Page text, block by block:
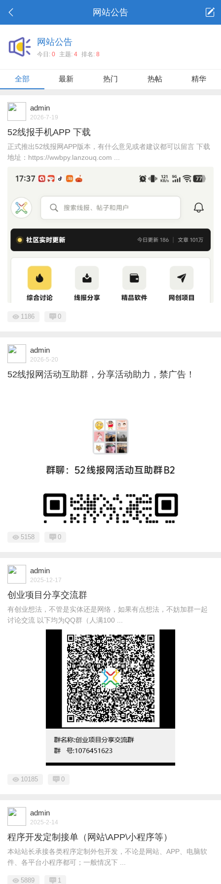
网站公告
网站公告
今日: 0 主题: 4 排名: 8
全部 最新 热门 热帖 精华
admin
2026-7-19
52线报手机APP 下载
正式推出52线报网APP版本，有什么意见或者建议都可以留言 下载
地址：https://wwbpy.lanzouq.com ...
1186 0
admin
2026-5-20
52线报网活动互助群，分享活动助力，禁广告！
5158 0
admin
2025-12-17
创业项目分享交流群
有创业想法，不管是实体还是网络，如果有点想法，不妨加群一起
讨论交流 以下均为QQ群（人满100 ...
10185 0
admin
2025-2-14
程序开发定制接单（网站\APP\小程序等）
本站站长承接各类程序定制外包开发，不论是网站、APP、电脑软
件、各平台小程序都可；一般情况下 ...
5889 1